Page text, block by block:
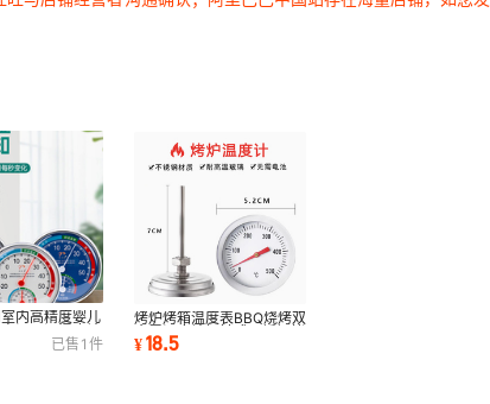
内高精度婴儿
温干温湿度计
已售 1 件
烤炉烤箱温度表BBQ烧烤双
金属温度计探针式不锈钢烤
鸭高温表500度
¥18.5